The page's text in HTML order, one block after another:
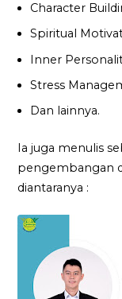
Character
Spiritual
Inner
Stress
Dan lainnya.
Ia juga menulis
pengembangan
diantaranya :